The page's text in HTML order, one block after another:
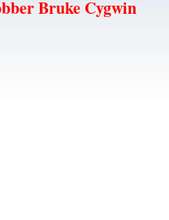
Bruke Cygwin